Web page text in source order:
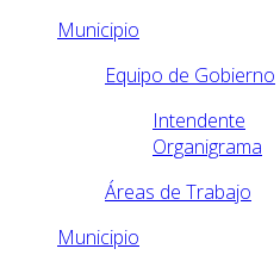
Municipio
Equipo de Gobierno
Intendente
Organigrama
Áreas de Trabajo
Municipio